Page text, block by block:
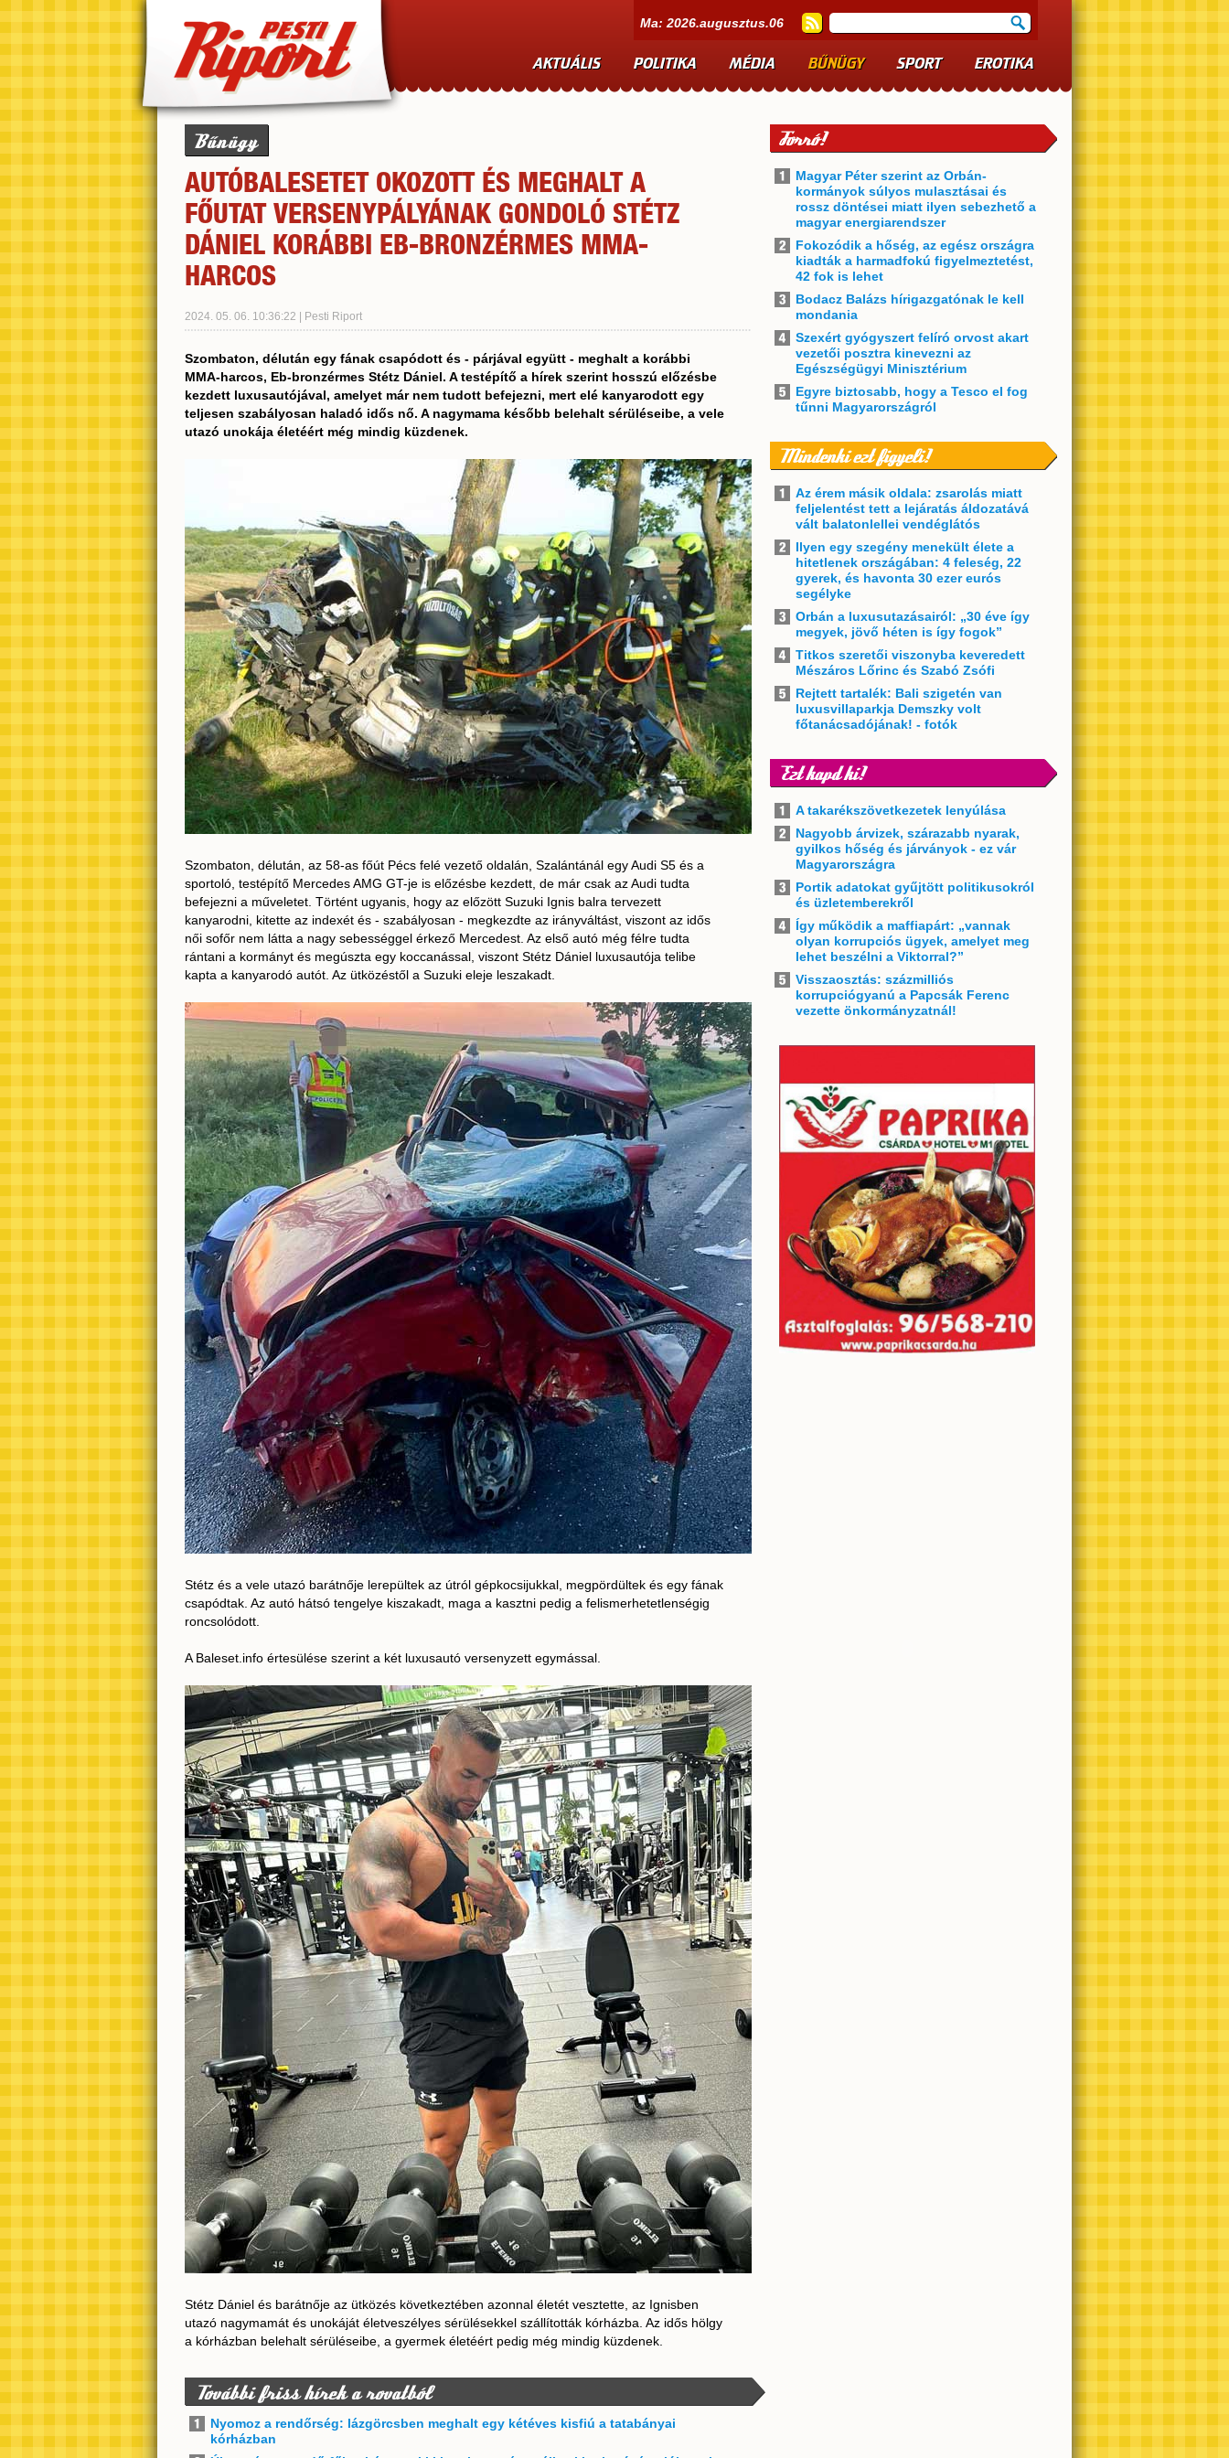
Ma: 2026.augusztus.06
AKTUÁLIS POLITIKA MÉDIA BŰNÜGY SPORT EROTIKA
Bűnügy
AUTÓBALESETET OKOZOTT ÉS MEGHALT A
FŐUTAT VERSENYPÁLYÁNAK GONDOLÓ STÉTZ
DÁNIEL KORÁBBI EB-BRONZÉRMES MMA-
HARCOS
2024. 05. 06. 10:36:22 | Pesti Riport
Szombaton, délután egy fának csapódott és - párjával együtt - meghalt a korábbi
MMA-harcos, Eb-bronzérmes Stétz Dániel. A testépítő a hírek szerint hosszú előzésbe
kezdett luxusautójával, amelyet már nem tudott befejezni, mert elé kanyarodott egy
teljesen szabályosan haladó idős nő. A nagymama később belehalt sérüléseibe, a vele
utazó unokája életéért még mindig küzdenek.
Szombaton, délután, az 58-as főút Pécs felé vezető oldalán, Szalántánál egy Audi S5 és a
sportoló, testépítő Mercedes AMG GT-je is előzésbe kezdett, de már csak az Audi tudta
befejezni a műveletet. Történt ugyanis, hogy az előzött Suzuki Ignis balra tervezett
kanyarodni, kitette az indexét és - szabályosan - megkezdte az irányváltást, viszont az idős
női sofőr nem látta a nagy sebességgel érkező Mercedest. Az első autó még félre tudta
rántani a kormányt és megúszta egy koccanással, viszont Stétz Dániel luxusautója telibe
kapta a kanyarodó autót. Az ütközéstől a Suzuki eleje leszakadt.
Stétz és a vele utazó barátnője lerepültek az útról gépkocsijukkal, megpördültek és egy fának
csapódtak. Az autó hátsó tengelye kiszakadt, maga a kasztni pedig a felismerhetetlenségig
roncsolódott.
A Baleset.info értesülése szerint a két luxusautó versenyzett egymással.
Stétz Dániel és barátnője az ütközés következtében azonnal életét vesztette, az Ignisben
utazó nagymamát és unokáját életveszélyes sérülésekkel szállították kórházba. Az idős hölgy
a kórházban belehalt sérüléseibe, a gyermek életéért pedig még mindig küzdenek.
További friss hírek a rovatból
Nyomoz a rendőrség: lázgörcsben meghalt egy kétéves kisfiú a tatabányai
kórházban
Magyar Péter szerint az Orbán-
kormányok súlyos mulasztásai és
rossz döntései miatt ilyen sebezhető a
magyar energiarendszer
Fokozódik a hőség, az egész országra
kiadták a harmadfokú figyelmeztetést,
42 fok is lehet
Bodacz Balázs hírigazgatónak le kell
mondania
Szexért gyógyszert felíró orvost akart
vezetői posztra kinevezni az
Egészségügyi Minisztérium
Egyre biztosabb, hogy a Tesco el fog
tűnni Magyarországról
Az érem másik oldala: zsarolás miatt
feljelentést tett a lejáratás áldozatává
vált balatonlellei vendéglátós
Ilyen egy szegény menekült élete a
hitetlenek országában: 4 feleség, 22
gyerek, és havonta 30 ezer eurós
segélyke
Orbán a luxusutazásairól: „30 éve így
megyek, jövő héten is így fogok”
Titkos szeretői viszonyba keveredett
Mészáros Lőrinc és Szabó Zsófi
Rejtett tartalék: Bali szigetén van
luxusvillaparkja Demszky volt
főtanácsadójának! - fotók
A takarékszövetkezetek lenyúlása
Nagyobb árvizek, szárazabb nyarak,
gyilkos hőség és járványok - ez vár
Magyarországra
Portik adatokat gyűjtött politikusokról
és üzletemberekről
Így működik a maffiapárt: „vannak
olyan korrupciós ügyek, amelyet meg
lehet beszélni a Viktorral?”
Visszaosztás: százmilliós
korrupciógyanú a Papcsák Ferenc
vezette önkormányzatnál!